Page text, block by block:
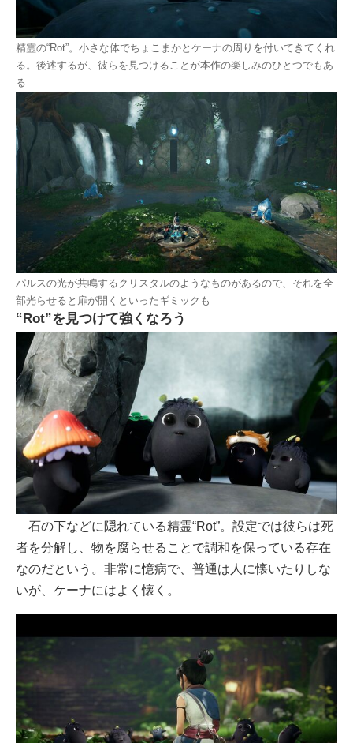
精霊の“Rot”。小さな体でちょこまかとケーナの周りを付いてきてくれ
る。後述するが、彼らを見つけることが本作の楽しみのひとつでもあ
る
パルスの光が共鳴するクリスタルのようなものがあるので、それを全
部光らせると扉が開くといったギミックも
“Rot”を見つけて強くなろう
石の下などに隠れている精霊“Rot”。設定では彼らは死
者を分解し、物を腐らせることで調和を保っている存在
なのだという。非常に憶病で、普通は人に懐いたりしな
いが、ケーナにはよく懐く。